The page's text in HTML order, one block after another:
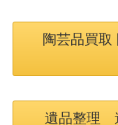
陶芸品買取
遺品整理